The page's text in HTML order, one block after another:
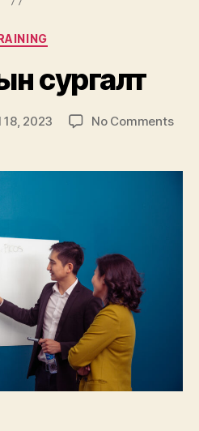
Categories
сургалт
18, 2023 No Commentson